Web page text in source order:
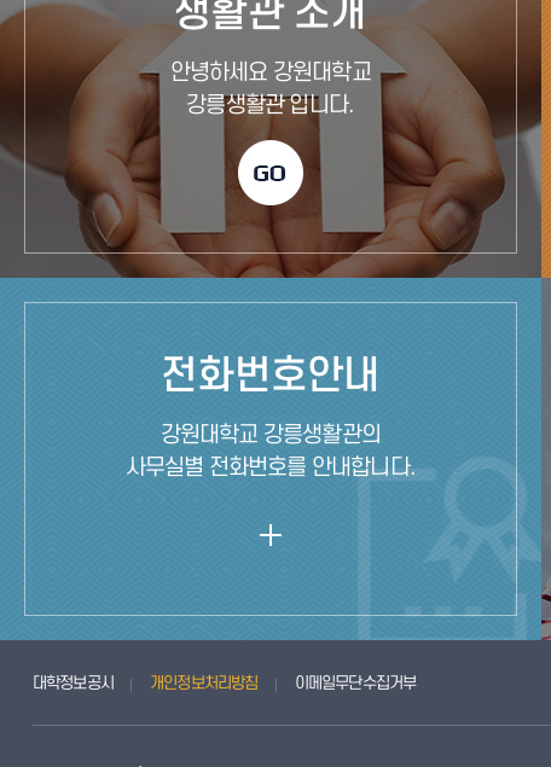
생활관 소개
안녕하세요 강원대학교
강릉생활관 입니다.
전화번호안내
강원대학교 강릉생활관의
사무실별 전화번호를 안내합니다.
대학정보공시 개인정보처리방침 이메일무단수집거부